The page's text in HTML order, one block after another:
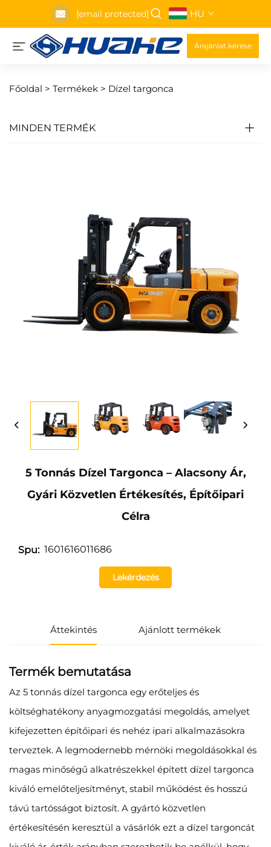
[email protected] HU
Árajánlat kérése
Főoldal > Termékek > Dízel targonca
MINDEN TERMÉK
5 Tonnás Dízel Targonca – Alacsony Ár,
Gyári Közvetlen Értékesítés, Építőipari
Célra
Spu: 1601616011686
Lekérdezés
Áttekintés Ajánlott termékek
Termék bemutatása
Az 5 tonnás dízel targonca egy erőteljes és
költséghatékony anyagmozgatási megoldás, amelyet
kifejezetten építőipari és nehéz ipari alkalmazásokra
terveztek. A legmodernebb mérnöki megoldásokkal és
magas minőségű alkatrészekkel épített dízel targonca
kiváló emelőteljesítményt, stabil működést és hosszú
távú tartósságot biztosít. A gyártó közvetlen
értékesítésén keresztül a vásárlók ezt a dízel targoncát